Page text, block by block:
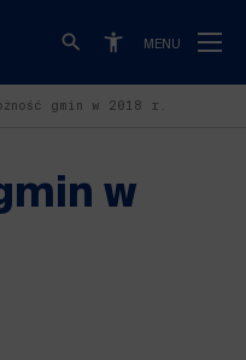
MENU
gmin w 2018 r.
w